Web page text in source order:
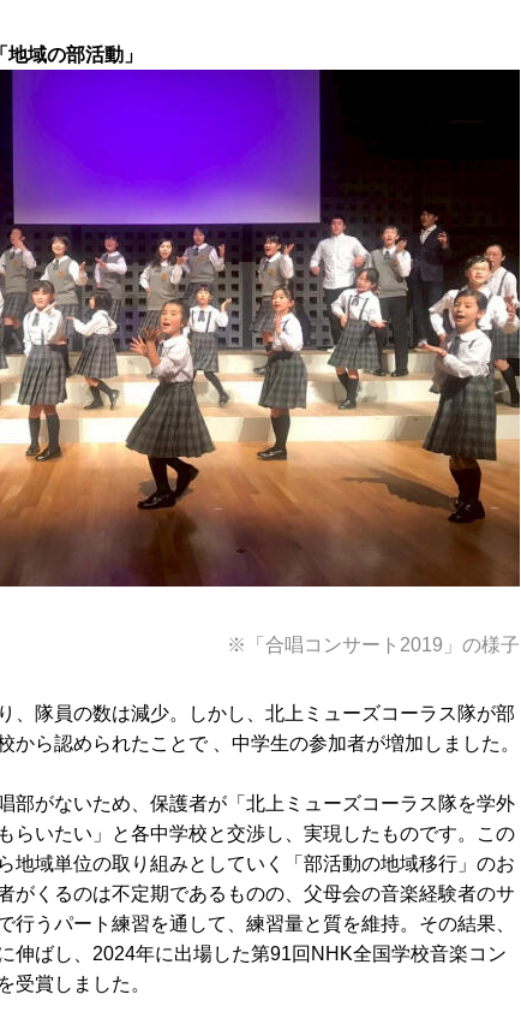
域の部活動」
※「合唱コンサート2019」の様子
、隊員の数は減少。しかし、北上ミューズコーラス隊が部
から認められたことで 、中学生の参加者が増加しました。
部がないため、保護者が「北上ミューズコーラス隊を学外
らいたい」と各中学校と交渉し、実現したものです。この
地域単位の取り組みとしていく「部活動の地域移行」のお
がくるのは不定期であるものの、父母会の音楽経験者のサ
行うパート練習を通して、練習量と質を維持。その結果、
伸ばし、2024年に出場した第91回NHK全国学校音楽コン
受賞しました。